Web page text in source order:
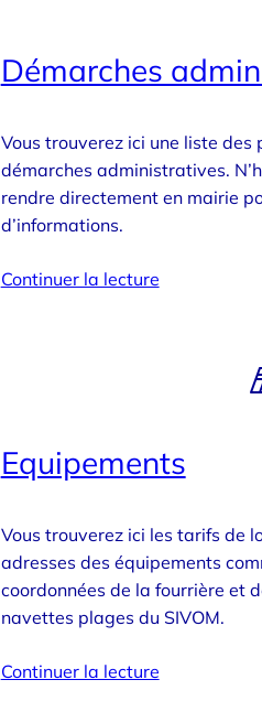
Démarches
Vous trouverez ici une liste des
démarches administratives.
rendre directement en mairie
d’informations.
Continuer la lecture
Equipements
Vous trouverez ici les tarifs de
adresses des équipements
coordonnées de la fourrière et
navettes plages du SIVOM.
Continuer la lecture